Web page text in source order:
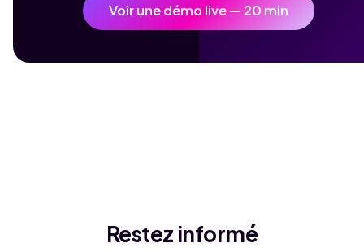
Voir une démo live — 20 min
Restez informé